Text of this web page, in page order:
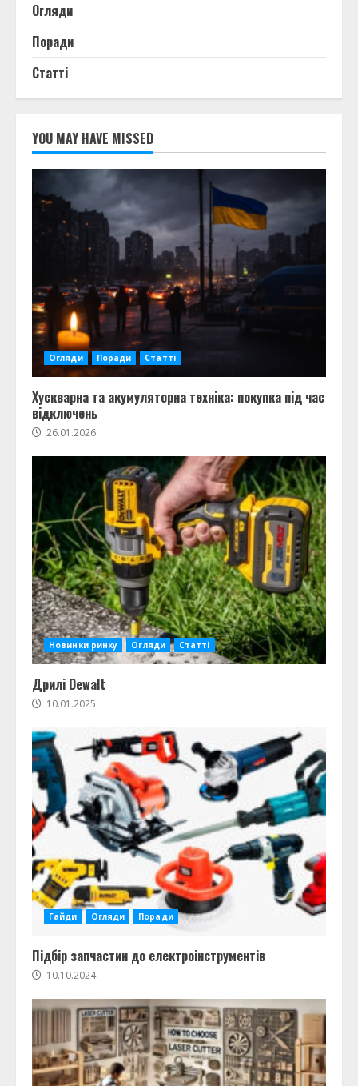
Огляди
Поради
Статті
YOU MAY HAVE MISSED
Огляди Поради Статті
Хускварна та акумуляторна техніка: покупка під час
відключень
26.01.2026
Новинки ринку Огляди Статті
Дрилі Dewalt
10.01.2025
Гайди Огляди Поради
Підбір запчастин до електроінструментів
10.10.2024